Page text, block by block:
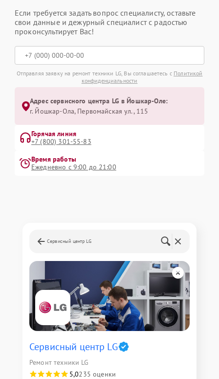
Если требуется задать вопрос специалисту, оставьте
свои данные и дежурный специалист с радостью
проконсультирует Вас!
Отправляя заявку на ремонт техники LG, Вы соглашаетесь с Политикой
конфиденциальности
Адрес сервисного центра LG в Йошкар-Оле:
г. Йошкар-Ола, Первомайская ул., 115
Горячая линия
+7 (800) 301-55-83
Время работы
Ежедневно с 9:00 до 21:00
Сервисный центр LG
Сервисный центр LG
Ремонт техники LG
5,0235 оценки